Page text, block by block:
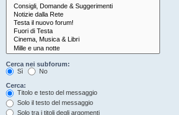
Cerca nei subforum:
Sì
No
Cerca:
Titolo e testo del messaggio
Solo il testo del messaggio
Solo tra i titoli degli argomenti